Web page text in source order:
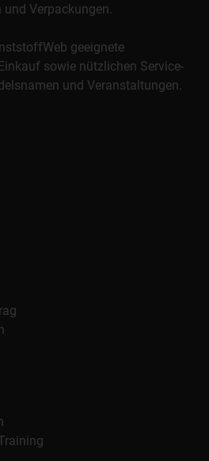
Verpackungen.
geeignete
sowie nützlichen Service-
und Veranstaltungen.